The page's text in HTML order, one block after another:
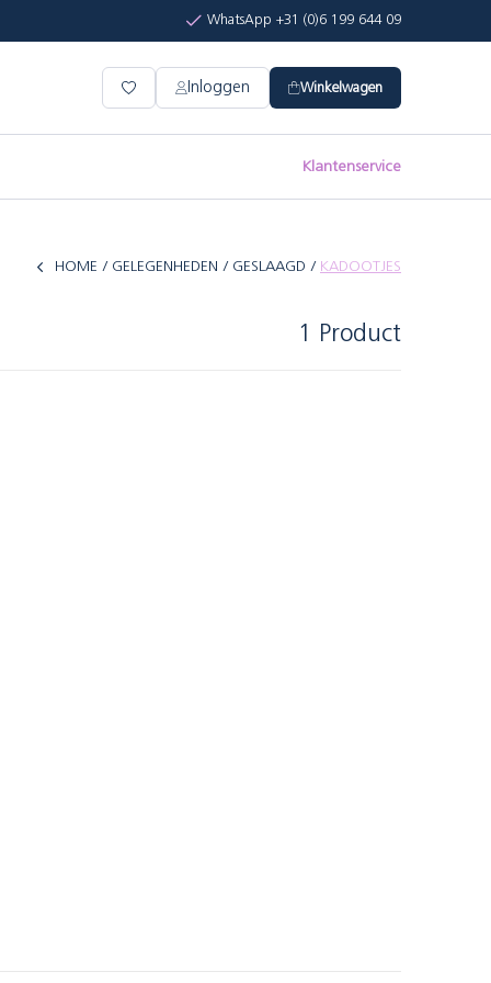
WhatsApp +31 (0)6 199 644 09
Inloggen Winkelwagen
Klantenservice
HOME GELEGENHEDEN GESLAAGD KADOOTJES
1 Product